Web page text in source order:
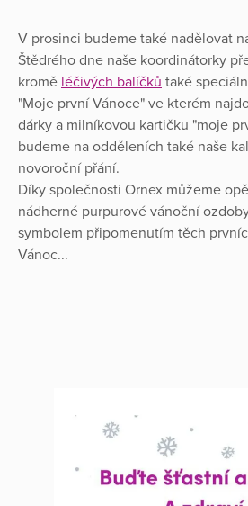
V prosinci budeme také nadělovat
Štědrého dne naše koordinátorky
kromě léčivých balíčků také
"Moje první Vánoce" ve kterém
dárky a milníkovou kartičku "moje
budeme na odděleních také naše
novoroční přání.
Díky společnosti Ornex můžeme
nádherné purpurové vánoční
symbolem připomenutím těch
Vánoc...